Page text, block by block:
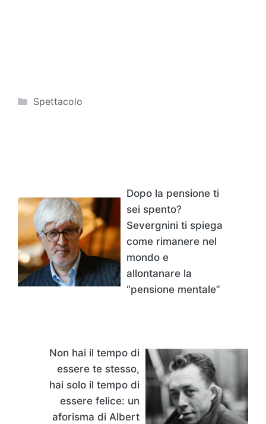
Categorie
Spettacolo
Dopo la pensione ti
sei spento?
Severgnini ti spiega
come rimanere nel
mondo e
allontanare la
“pensione mentale”
Non hai il tempo di
essere te stesso,
hai solo il tempo di
essere felice: un
aforisma di Albert